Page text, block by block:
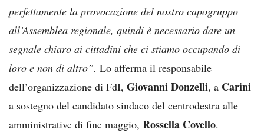
perfettamente la provocazione del nostro capogruppo
all’Assemblea regionale, quindi è necessario dare un
segnale chiaro ai cittadini che ci stiamo occupando di
loro e non di altro”. Lo afferma il responsabile
dell’organizzazione di FdI, Giovanni Donzelli, a Carini
a sostegno del candidato sindaco del centrodestra alle
amministrative di fine maggio, Rossella Covello.